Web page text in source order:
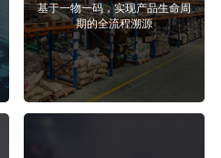
基于一物一码，实现产品生命周
期的全流程溯源